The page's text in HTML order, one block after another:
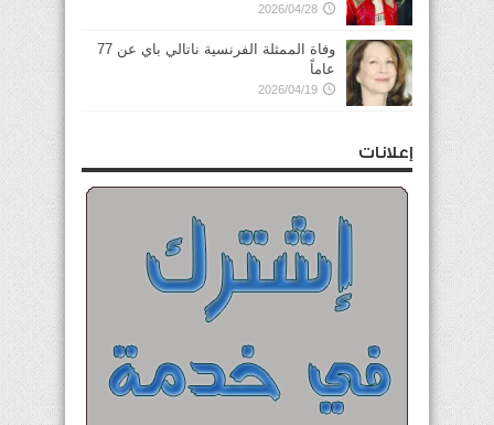
2026/04/28
وفاة الممثلة الفرنسية ناتالي باي عن 77
عاماً
2026/04/19
إعلانات